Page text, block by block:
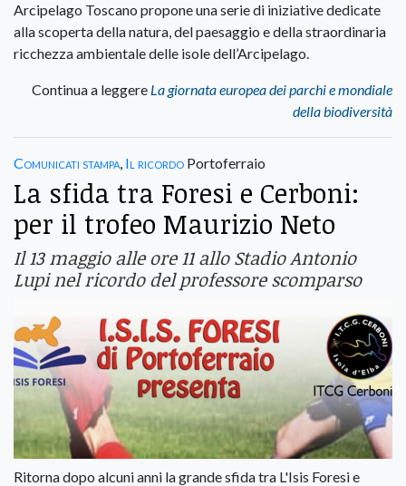
Arcipelago Toscano propone una serie di iniziative dedicate
alla scoperta della natura, del paesaggio e della straordinaria
ricchezza ambientale delle isole dell’Arcipelago.
Continua a leggere La giornata europea dei parchi e mondiale
della biodiversità
Comunicati stampa, Il ricordo Portoferraio
La sfida tra Foresi e Cerboni:
per il trofeo Maurizio Neto
Il 13 maggio alle ore 11 allo Stadio Antonio
Lupi nel ricordo del professore scomparso
Ritorna dopo alcuni anni la grande sfida tra L'Isis Foresi e